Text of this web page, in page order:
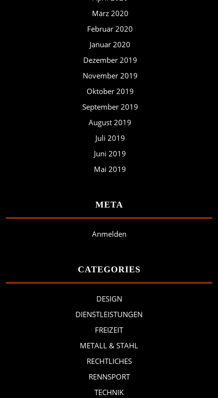
März 2020
Februar 2020
Januar 2020
Dezember 2019
November 2019
Oktober 2019
September 2019
August 2019
Juli 2019
Juni 2019
Mai 2019
META
Anmelden
CATEGORIES
DESIGN
DIENSTLEISTUNGEN
FREIZEIT
METALL & STAHL
RECHTLICHES
RENNSPORT
TECHNIK